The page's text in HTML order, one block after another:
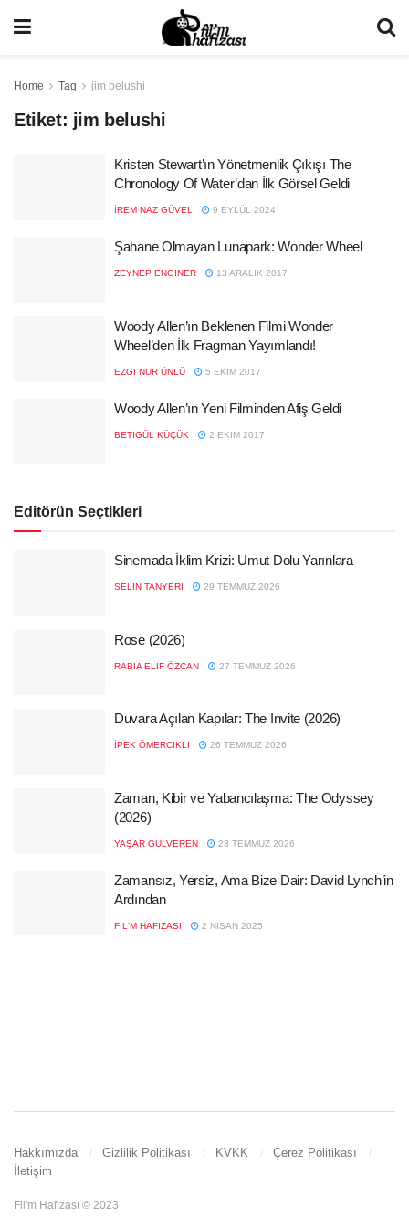
Home Tag jim belushi
Etiket: jim belushi
Kristen Stewart’ın Yönetmenlik Çıkışı The
Chronology Of Water’dan İlk Görsel Geldi
İREM NAZ GÜVEL 9 EYLÜL 2024
Şahane Olmayan Lunapark: Wonder Wheel
ZEYNEP ENGINER 13 ARALIK 2017
Woody Allen’ın Beklenen Filmi Wonder
Wheel’den İlk Fragman Yayımlandı!
EZGI NUR ÜNLÜ 5 EKIM 2017
Woody Allen’ın Yeni Filminden Afiş Geldi
BETIGÜL KÜÇÜK 2 EKIM 2017
Editörün Seçtikleri
Sinemada İklim Krizi: Umut Dolu Yarınlara
SELIN TANYERI 29 TEMMUZ 2026
Rose (2026)
RABIA ELIF ÖZCAN 27 TEMMUZ 2026
Duvara Açılan Kapılar: The Invite (2026)
İPEK ÖMERCIKLI 26 TEMMUZ 2026
Zaman, Kibir ve Yabancılaşma: The Odyssey
(2026)
YAŞAR GÜLVEREN 23 TEMMUZ 2026
Zamansız, Yersiz, Ama Bize Dair: David Lynch’in
Ardından
FIL'M HAFIZASI 2 NISAN 2025
Hakkımızda Gizlilik Politikası KVKK
Çerez Politikası
İletişim
Fil'm Hafızası © 2023